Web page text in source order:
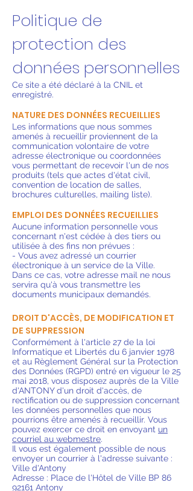
Politique de
protection des
données personnelles
Ce site a été déclaré à la CNIL et
enregistré.
NATURE DES DONNÉES RECUEILLIES
Les informations que nous sommes
amenés à recueillir proviennent de la
communication volontaire de votre
adresse électronique ou coordonnées
vous permettant de recevoir l'un de nos
produits (tels que actes d'état civil,
convention de location de salles,
brochures culturelles, mailing liste).
EMPLOI DES DONNÉES RECUEILLIES
Aucune information personnelle vous
concernant n'est cédée à des tiers ou
utilisée à des fins non prévues :
- Vous avez adressé un courrier
électronique à un service de la Ville.
Dans ce cas, votre adresse mail ne nous
servira qu'à vous transmettre les
documents municipaux demandés.
DROIT D'ACCÈS, DE MODIFICATION ET
DE SUPPRESSION
Conformément à l'article 27 de la loi
Informatique et Libertés du 6 janvier 1978
et au Règlement Général sur la Protection
des Données (RGPD) entré en vigueur le 25
mai 2018, vous disposez auprès de la Ville
d'ANTONY d'un droit d'accès, de
rectification ou de suppression concernant
les données personnelles que nous
pourrions être amenés à recueillir. Vous
pouvez exercer ce droit en envoyant un
courriel au webmestre.
Il vous est également possible de nous
envoyer un courrier à l'adresse suivante :
Ville d'Antony
Adresse : Place de l'Hôtel de Ville BP 86
92161 Antony